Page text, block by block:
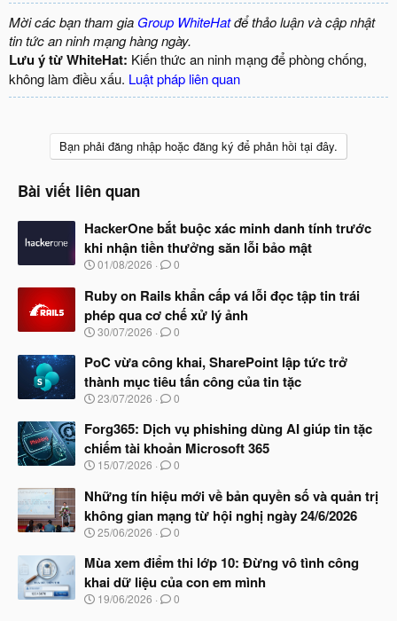
Mời các bạn tham gia Group WhiteHatđể thảo luận và cập nhật
tin tức an ninh mạng hàng ngày.
Lưu ý từ WhiteHat: Kiến thức an ninh mạng để phòng chống,
không làm điều xấu. Luật pháp liên quan
Bạn phải đăng nhập hoặc đăng ký để phản hồi tại đây.
Bài viết liên quan
HackerOne bắt buộc xác minh danh tính trước
khi nhận tiền thưởng săn lỗi bảo mật
N
à
y
b
ắ
đ
ầ
u
01/08/2026 0
Ruby on Rails khẩn cấp vá lỗi đọc tập tin trái
phép qua cơ chế xử lý ảnh
N
à
b
ắ
đ
ầ
u
30/07/2026 0
PoC vừa công khai, SharePoint lập tức trở
thành mục tiêu tấn công của tin tặc
N
à
b
ắ
đ
ầ
u
23/07/2026 0
Forg365: Dịch vụ phishing dùng AI giúp tin tặc
chiếm tài khoản Microsoft 365
N
à
y
b
ắ
đ
ầ
u
15/07/2026 0
Những tín hiệu mới về bản quyền số và quản trị
không gian mạng từ hội nghị ngày 24/6/2026
N
à
b
ắ
25/06/2026 0
Mùa xem điểm thi lớp 10: Đừng vô tình công
khai dữ liệu của con em mình
N
19/06/2026 0